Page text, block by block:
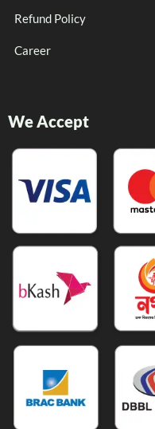
Refund Policy
Career
We Accept